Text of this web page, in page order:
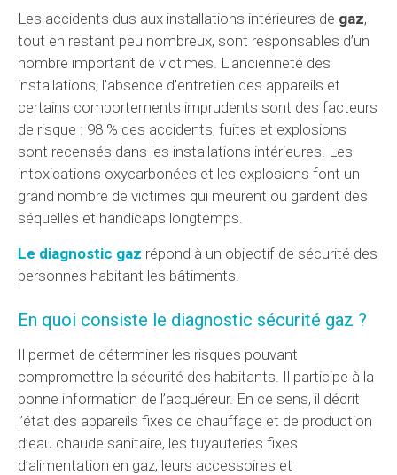
Les accidents dus aux installations intérieures de gaz,
tout en restant peu nombreux, sont responsables d’un
nombre important de victimes. L'ancienneté des
installations, l’absence d’entretien des appareils et
certains comportements imprudents sont des facteurs
de risque : 98 % des accidents, fuites et explosions
sont recensés dans les installations intérieures. Les
intoxications oxycarbonées et les explosions font un
grand nombre de victimes qui meurent ou gardent des
séquelles et handicaps longtemps.
Le diagnostic gaz répond à un objectif de sécurité des
personnes habitant les bâtiments.
En quoi consiste le diagnostic sécurité gaz ?
Il permet de déterminer les risques pouvant
compromettre la sécurité des habitants. Il participe à la
bonne information de l’acquéreur. En ce sens, il décrit
l’état des appareils fixes de chauffage et de production
d’eau chaude sanitaire, les tuyauteries fixes
d’alimentation en gaz, leurs accessoires et